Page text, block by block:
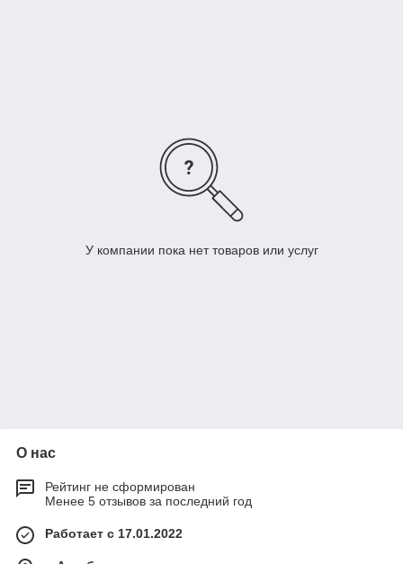
У компании пока нет товаров или услуг
О нас
Рейтинг не сформирован
Менее 5 отзывов за последний год
Работает с 17.01.2022